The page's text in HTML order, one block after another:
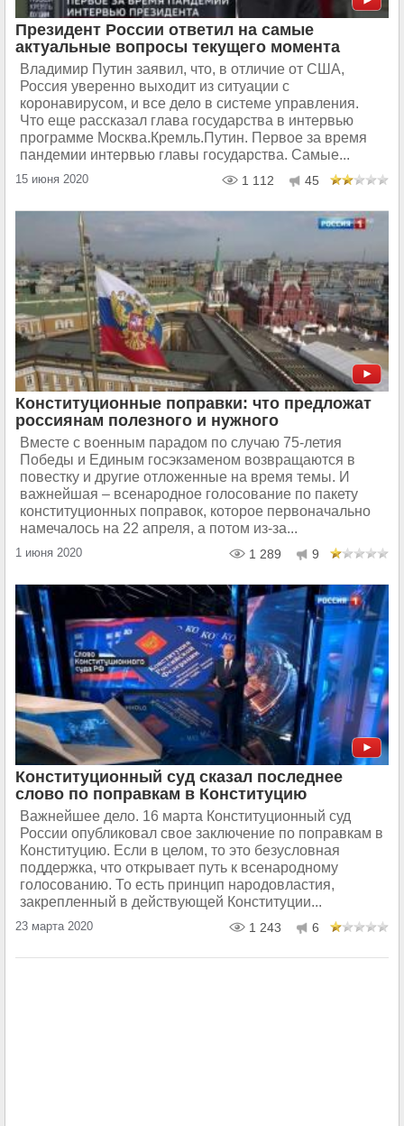
Президент России ответил на самые
актуальные вопросы текущего момента
Владимир Путин заявил, что, в отличие от США,
Россия уверенно выходит из ситуации с
коронавирусом, и все дело в системе управления.
Что еще рассказал глава государства в интервью
программе Москва.Кремль.Путин. Первое за время
пандемии интервью главы государства. Самые...
15 июня 2020 1 112 45
Конституционные поправки: что предложат
россиянам полезного и нужного
Вместе с военным парадом по случаю 75-летия
Победы и Единым госэкзаменом возвращаются в
повестку и другие отложенные на время темы. И
важнейшая – всенародное голосование по пакету
конституционных поправок, которое первоначально
намечалось на 22 апреля, а потом из-за...
1 июня 2020 1 289 9
Конституционный суд сказал последнее
слово по поправкам в Конституцию
Важнейшее дело. 16 марта Конституционный суд
России опубликовал свое заключение по поправкам в
Конституцию. Если в целом, то это безусловная
поддержка, что открывает путь к всенародному
голосованию. То есть принцип народовластия,
закрепленный в действующей Конституции...
23 марта 2020 1 243 6